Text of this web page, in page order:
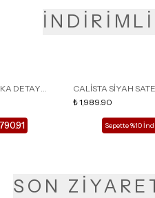
İNDİRİMLİ
DETAY
TERLİK
CALİSTA SİYAH
SİVRİ BURUN KADIN
₺ 1,989.90
Sepette %10
SON